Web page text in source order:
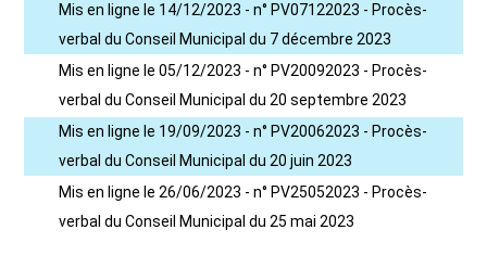
Mis en ligne le 14/12/2023 - n° PV07122023 - Procès-
verbal du Conseil Municipal du 7 décembre 2023
Mis en ligne le 05/12/2023 - n° PV20092023 - Procès-
verbal du Conseil Municipal du 20 septembre 2023
Mis en ligne le 19/09/2023 - n° PV20062023 - Procès-
verbal du Conseil Municipal du 20 juin 2023
Mis en ligne le 26/06/2023 - n° PV25052023 - Procès-
verbal du Conseil Municipal du 25 mai 2023